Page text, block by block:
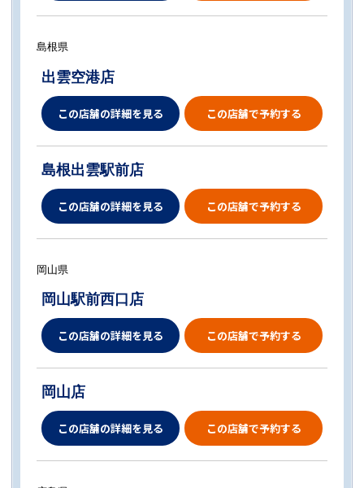
島根県
出雲空港店
この店舗の詳細を見る この店舗で予約する
島根出雲駅前店
この店舗の詳細を見る この店舗で予約する
岡山県
岡山駅前西口店
この店舗の詳細を見る この店舗で予約する
岡山店
この店舗の詳細を見る この店舗で予約する